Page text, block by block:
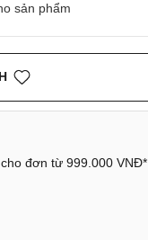
sản phẩm
đơn từ 999.000 VNĐ*